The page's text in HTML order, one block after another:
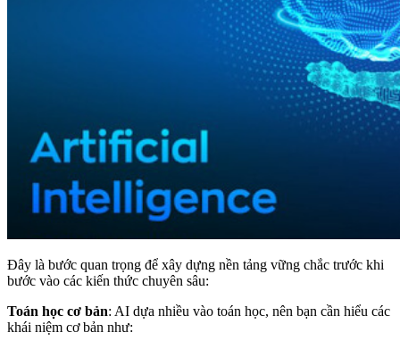
Đây là bước quan trọng để xây dựng nền tảng vững chắc trước khi
bước vào các kiến thức chuyên sâu:
Toán học cơ bản: AI dựa nhiều vào toán học, nên bạn cần hiểu các
khái niệm cơ bản như: